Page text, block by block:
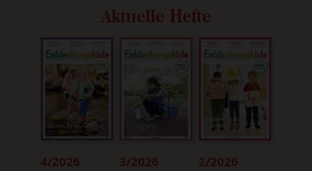
Aktuelle Hefte
4/2026 3/2026 2/2026